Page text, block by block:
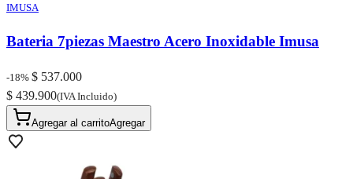
IMUSA
Bateria 7piezas Maestro Acero Inoxidable Imusa
-18% $ 537.000
$ 439.900(IVA Incluido)
Agregar al carritoAgregar